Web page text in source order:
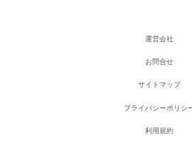
運営会社
お問合せ
サイトマップ
プライバシーポリシ
利用規約